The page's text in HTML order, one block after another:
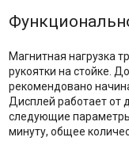
Магнитная нагрузка
рукоятки на стойке.
рекомендовано
Дисплей работает от
следующие
минуту, общее